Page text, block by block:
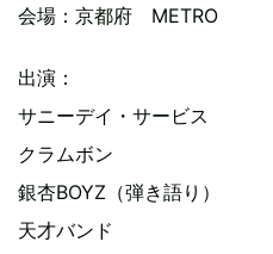
会場：京都府 METRO
出演：
サニーデイ・サービス
クラムボン
銀杏BOYZ（弾き語り）
天才バンド